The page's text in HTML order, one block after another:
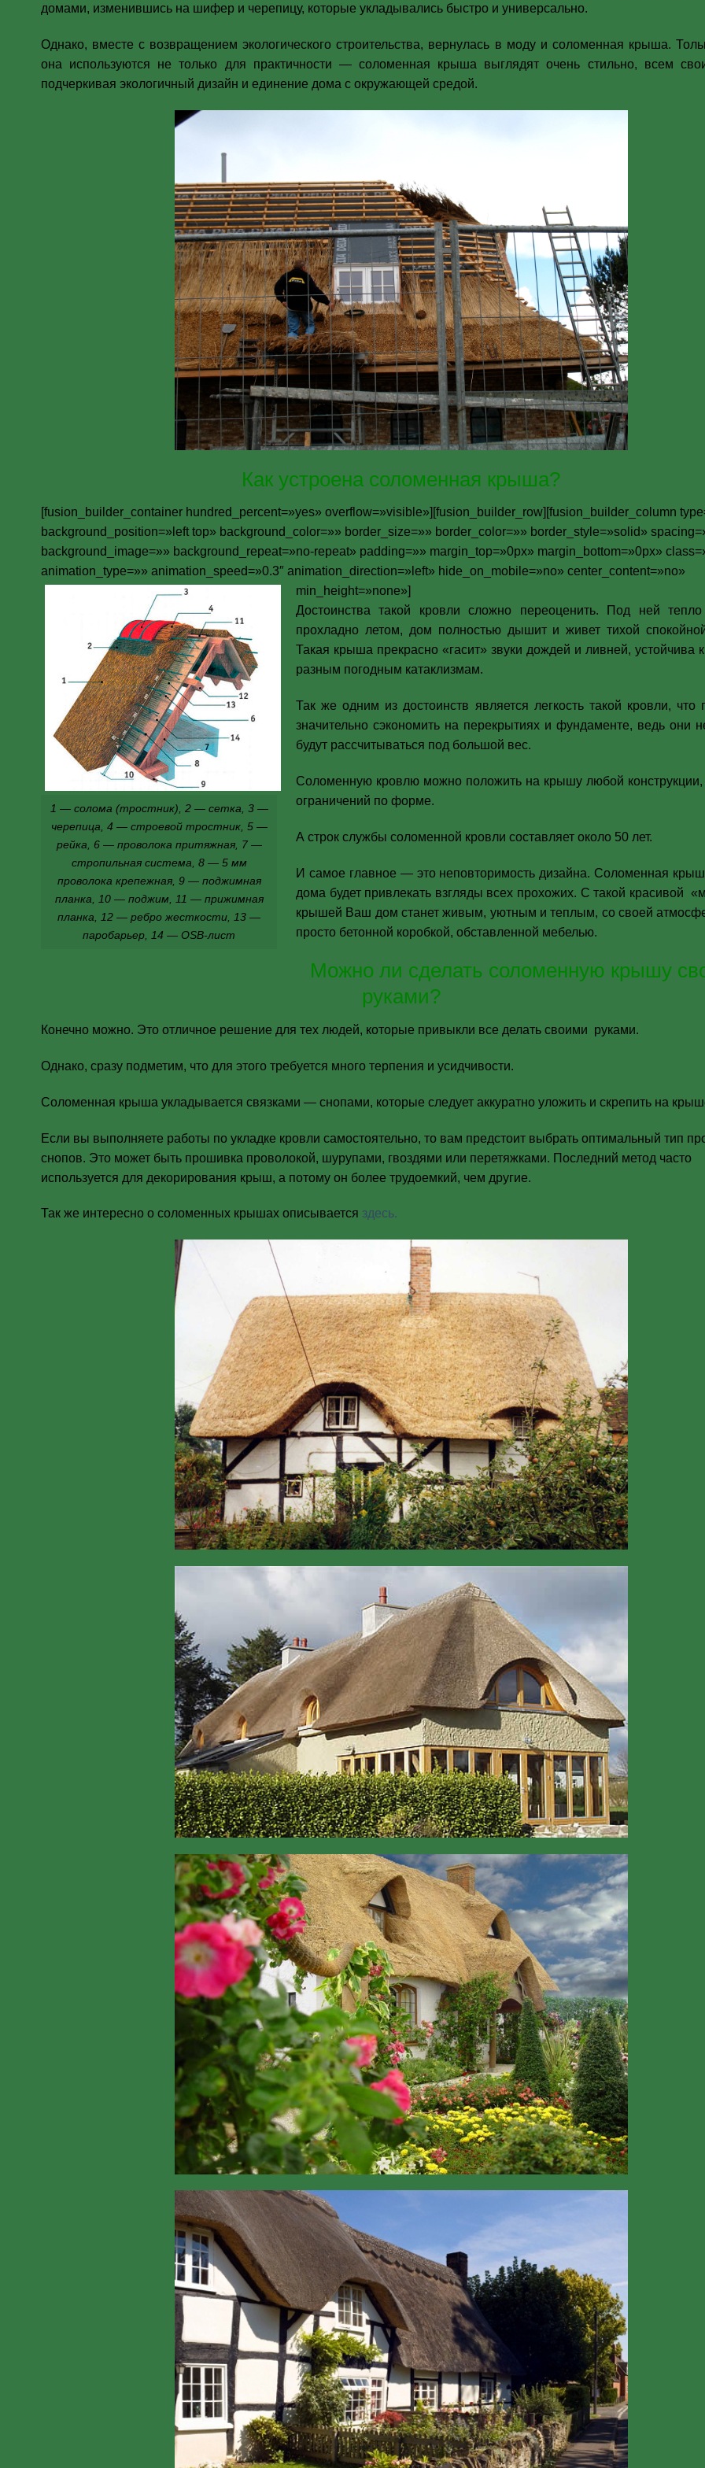
домами, изменившись на шифер и черепицу, которые укладывались быстро и универсально.
Однако, вместе с возвращением экологического строительства, вернулась в моду и соломенная крыша.
она используются не только для практичности — соломенная крыша выглядят очень стильно, всем
подчеркивая экологичный дизайн и единение дома с окружающей средой.
Как устроена соломенная крыша?
[fusion_builder_container hundred_percent=»yes» overflow=»visible»][fusion_builder_row][fusion_builder_column
background_position=»left top» background_color=»» border_size=»» border_color=»» border_style=»solid»
background_image=»» background_repeat=»no-repeat» padding=»» margin_top=»0px» margin_bottom=»0px»
animation_type=»» animation_speed=»0.3″ animation_direction=»left» hide_on_mobile=»no» center_content=»no»
min_height=»none»]
1 — солома (тростник), 2 — сетка, 3 —
черепица, 4 — строевой тростник, 5 —
рейка, 6 — проволока притяжная, 7 —
стропильная система, 8 — 5 мм
проволока крепежная, 9 — поджимная
планка, 10 — поджим, 11 — прижимная
планка, 12 — ребро жесткости, 13 —
паробарьер, 14 — OSB-лист
Достоинства такой кровли сложно переоценить. Под ней
прохладно летом, дом полностью дышит и живет тихой
Такая крыша прекрасно «гасит» звуки дождей и ливней, устойчива
разным погодным катаклизмам.
Так же одним из достоинств является легкость такой кровли, что
значительно сэкономить на перекрытиях и фундаменте, ведь они
будут рассчитываться под большой вес.
Соломенную кровлю можно положить на крышу любой конструкции,
ограничений по форме.
А строк службы соломенной кровли составляет около 50 лет.
И самое главное — это неповторимость дизайна. Соломенная
дома будет привлекать взгляды всех прохожих. С такой красивой
крышей Ваш дом станет живым, уютным и теплым, со своей
просто бетонной коробкой, обставленной мебелью.
Можно ли сделать соломенную крышу
руками?
Конечно можно. Это отличное решение для тех людей, которые привыкли все делать своими руками.
Однако, сразу подметим, что для этого требуется много терпения и усидчивости.
Соломенная крыша укладывается связками — снопами, которые следует аккуратно уложить и скрепить на
Если вы выполняете работы по укладке кровли самостоятельно, то вам предстоит выбрать оптимальный тип
снопов. Это может быть прошивка проволокой, шурупами, гвоздями или перетяжками. Последний метод часто
используется для декорирования крыш, а потому он более трудоемкий, чем другие.
Так же интересно о соломенных крышах описывается здесь.